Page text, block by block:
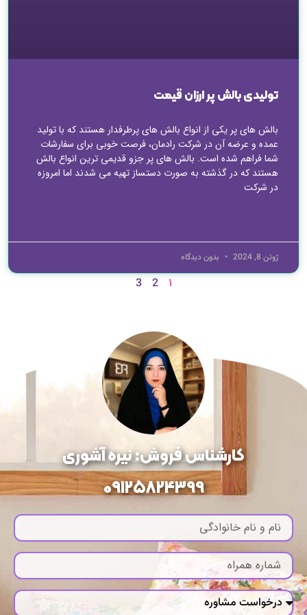
تولیدی بالش پر ارزان قیمت
بالش های پر یکی از انواع بالش های پرطرفدار هستند که با تولید
عمده و عرضه آن در شرکت رادمان، فرصت خوبی برای سفارشات
شما فراهم شده است. بالش های پر جزو قدیمی ترین انواع بالش
هستند که در گذشته به صورت دستساز تهیه می شدند اما امروزه
در شرکت
ژوئن 8, 2024 بدون دیدگاه
1
2
3
کارشناس فروش: نیره آشوری
09125824399